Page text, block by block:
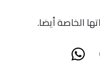
الخاصة أيضا.